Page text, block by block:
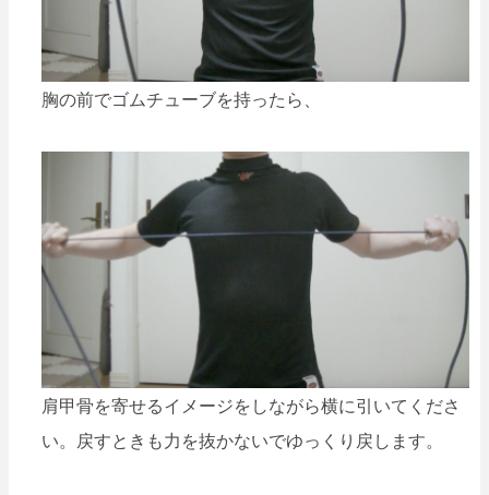
胸の前でゴムチューブを持ったら、
肩甲骨を寄せるイメージをしながら横に引いてくださ
い。戻すときも力を抜かないでゆっくり戻します。